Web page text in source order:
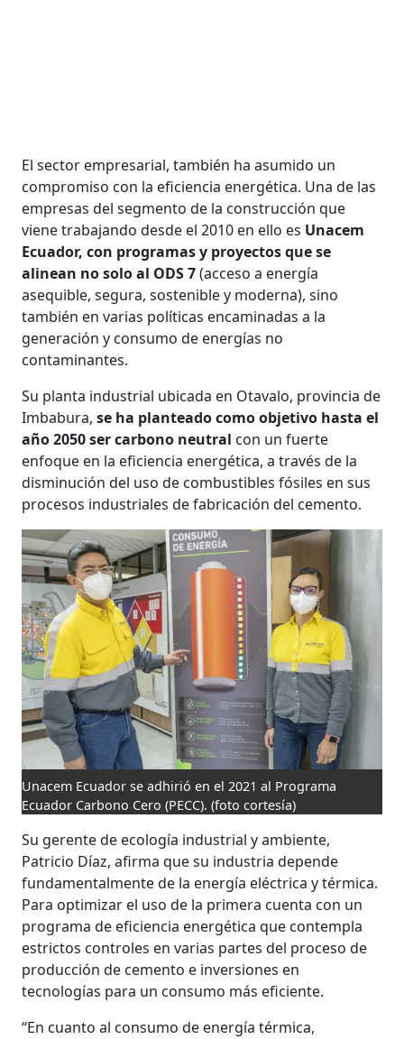
El sector empresarial, también ha asumido un
compromiso con la eficiencia energética. Una de las
empresas del segmento de la construcción que
viene trabajando desde el 2010 en ello es Unacem
Ecuador, con programas y proyectos que se
alinean no solo al ODS 7(acceso a energía
asequible, segura, sostenible y moderna), sino
también en varias políticas encaminadas a la
generación y consumo de energías no
contaminantes.
Su planta industrial ubicada en Otavalo, provincia de
Imbabura,se ha planteado como objetivo hasta el
año 2050 ser carbono neutral con un fuerte
enfoque en la eficiencia energética, a través de la
disminución del uso de combustibles fósiles en sus
procesos industriales de fabricación del cemento.
Unacem Ecuador se adhirió en el 2021 al Programa
Ecuador Carbono Cero (PECC). (foto cortesía)
Su gerente de ecología industrial y ambiente,
Patricio Díaz, afirma que su industria depende
fundamentalmente de la energía eléctrica y térmica.
Para optimizar el uso de la primera cuenta con un
programa de eficiencia energética que contempla
estrictos controles en varias partes del proceso de
producción de cemento e inversiones en
tecnologías para un consumo más eficiente.
“En cuanto al consumo de energía térmica,